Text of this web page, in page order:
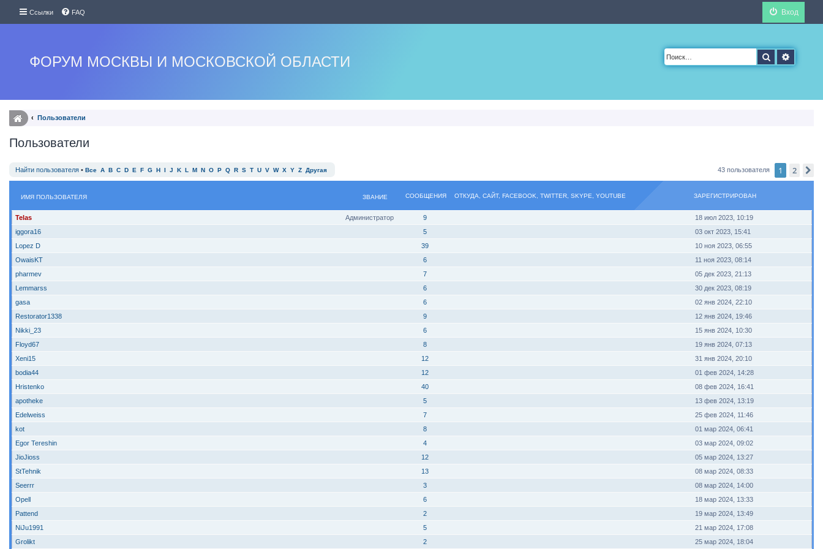
Ссылки FAQ Вход
ФОРУМ МОСКВЫ И МОСКОВСКОЙ ОБЛАСТИ Поиск
Пользователи
Пользователи
Найти пользователя • Все A B C D E F G H I J K L M N O P Q R S T U V W X Y Z Другая 43 пользователя 1 2
ЗВАНИЕ
ИМЯ ПОЛЬЗОВАТЕЛЯ СООБЩЕНИЯ ОТКУДА, САЙТ, FACEBOOK, TWITTER, SKYPE, YOUTUBE ЗАРЕГИСТРИРОВАН
Администратор
Telas 9
18 июл 2023, 10:19
iggora16
5
03 окт 2023, 15:41
Lopez D
39
10 ноя 2023, 06:55
OwaisKT
6
11 ноя 2023, 08:14
pharmev
7
05 дек 2023, 21:13
Lemmarss
6
30 дек 2023, 08:19
gasa
6
02 янв 2024, 22:10
Restorator1338
9
12 янв 2024, 19:46
Nikki_23
6
15 янв 2024, 10:30
Floyd67
8
19 янв 2024, 07:13
Xeni15
12
31 янв 2024, 20:10
bodia44
12
01 фев 2024, 14:28
Hristenko
40
08 фев 2024, 16:41
apotheke
5
13 фев 2024, 13:19
Edelweiss
7
25 фев 2024, 11:46
kot
8
01 мар 2024, 06:41
Egor Tereshin
4
03 мар 2024, 09:02
JioJioss
12
05 мар 2024, 13:27
StTehnik
13
08 мар 2024, 08:33
Seerrr
3
08 мар 2024, 14:00
Opell
6
18 мар 2024, 13:33
Pattend
2
19 мар 2024, 13:49
NiJu1991
5
21 мар 2024, 17:08
Grolikt
2 25 мар 2024, 18:04